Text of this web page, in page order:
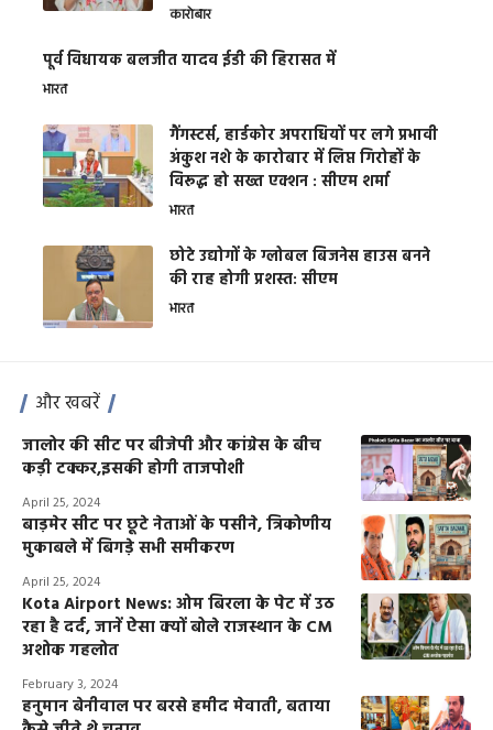
कारोबार
पूर्व विधायक बलजीत यादव ईडी की हिरासत में
भारत
गैंगस्टर्स, हार्डकोर अपराधियों पर लगे प्रभावी
अंकुश नशे के कारोबार में लिप्त गिरोहों के
विरूद्ध हो सख्त एक्शन : सीएम शर्मा
भारत
छोटे उद्योगों के ग्लोबल बिजनेस हाउस बनने
की राह होगी प्रशस्त: सीएम
भारत
और खबरें
जालोर की सीट पर बीजेपी और कांग्रेस के बीच
कड़ी टक्कर,इसकी होगी ताजपोशी
April 25, 2024
बाड़मेर सीट पर छूटे नेताओं के पसीने, त्रिकोणीय
मुकाबले में बिगड़े सभी समीकरण
April 25, 2024
Kota Airport News: ओम बिरला के पेट में उठ
रहा है दर्द, जानें ऐसा क्यों बोले राजस्थान के CM
अशोक गहलोत
February 3, 2024
हनुमान बेनीवाल पर बरसे हमीद मेवाती, बताया